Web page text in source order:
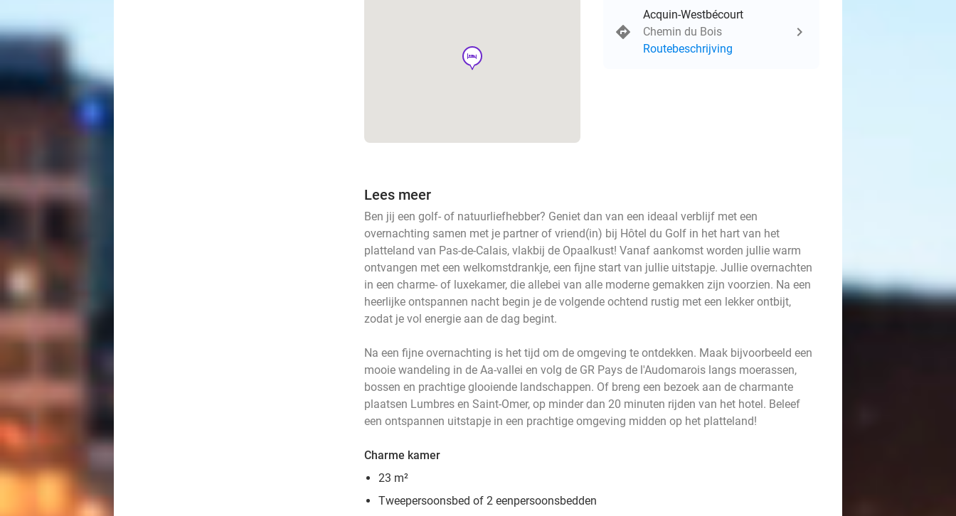
hotel
Acquin-Westbécourt
Chemin du Bois
Routebeschrijving
Lees meer
Ben jij een golf- of natuurliefhebber? Geniet dan van een ideaal verblijf met een
overnachting samen met je partner of vriend(in) bij Hôtel du Golf in het hart van het
platteland van Pas-de-Calais, vlakbij de Opaalkust! Vanaf aankomst worden jullie warm
ontvangen met een welkomstdrankje, een fijne start van jullie uitstapje. Jullie overnachten
in een charme- of luxekamer, die allebei van alle moderne gemakken zijn voorzien. Na een
heerlijke ontspannen nacht begin je de volgende ochtend rustig met een lekker ontbijt,
zodat je vol energie aan de dag begint.
Na een fijne overnachting is het tijd om de omgeving te ontdekken. Maak bijvoorbeeld een
mooie wandeling in de Aa-vallei en volg de GR Pays de l'Audomarois langs moerassen,
bossen en prachtige glooiende landschappen. Of breng een bezoek aan de charmante
plaatsen Lumbres en Saint-Omer, op minder dan 20 minuten rijden van het hotel. Beleef
een ontspannen uitstapje in een prachtige omgeving midden op het platteland!
Charme kamer
23 m²
Tweepersoonsbed of 2 eenpersoonsbedden